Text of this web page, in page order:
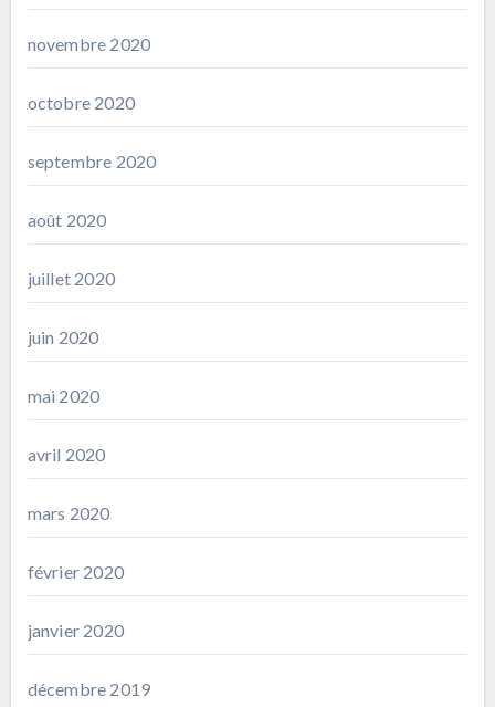
novembre 2020
octobre 2020
septembre 2020
août 2020
juillet 2020
juin 2020
mai 2020
avril 2020
mars 2020
février 2020
janvier 2020
décembre 2019